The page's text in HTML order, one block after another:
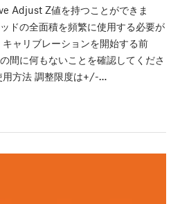
Adjust Z値を持つことができま
ドの全面積を頻繁に使用する必要が
ャリブレーションを開始する前
間に何もないことを確認してくださ
用方法 調整限度は+/-…